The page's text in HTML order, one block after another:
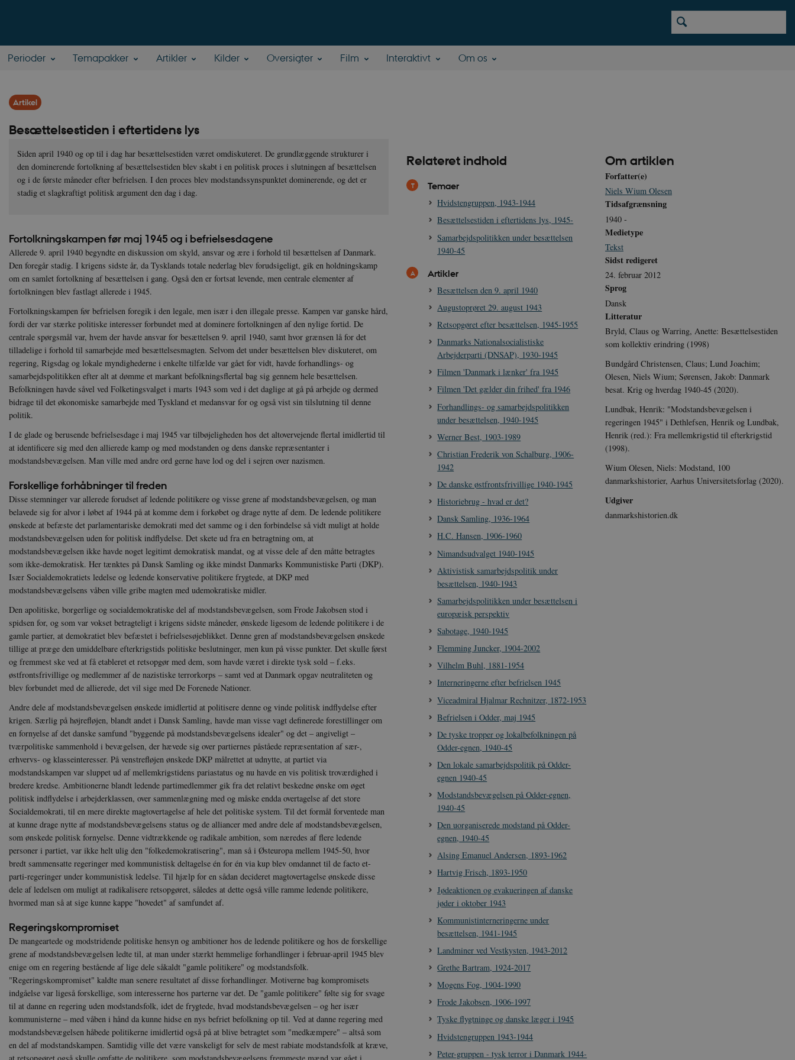
Perioder Temapakker Artikler Kilder Oversigter Film Interaktivt Om os
Artikel
Besættelsestiden i eftertidens lys
Siden april 1940 og op til i dag har besættelsestiden været omdiskuteret. De grundlæggende strukturer i
den dominerende fortolkning af besættelsestiden blev skabt i en politisk proces i slutningen af besættelsen
og i de første måneder efter befrielsen. I den proces blev modstandssynspunktet dominerende, og det er
stadig et slagkraftigt politisk argument den dag i dag.
Fortolkningskampen før maj 1945 og i befrielsesdagene
Allerede 9. april 1940 begyndte en diskussion om skyld, ansvar og ære i forhold til besættelsen af Danmark.
Den foregår stadig. I krigens sidste år, da Tysklands totale nederlag blev forudsigeligt, gik en holdningskamp
om en samlet fortolkning af besættelsen i gang. Også den er fortsat levende, men centrale elementer af
fortolkningen blev fastlagt allerede i 1945.
Fortolkningskampen før befrielsen foregik i den legale, men især i den illegale presse. Kampen var ganske hård,
fordi der var stærke politiske interesser forbundet med at dominere fortolkningen af den nylige fortid. De
centrale spørgsmål var, hvem der havde ansvar for besættelsen 9. april 1940, samt hvor grænsen lå for det
tilladelige i forhold til samarbejde med besættelsesmagten. Selvom det under besættelsen blev diskuteret, om
regering, Rigsdag og lokale myndighederne i enkelte tilfælde var gået for vidt, havde forhandlings- og
samarbejdspolitikken efter alt at dømme et markant befolkningsflertal bag sig gennem hele besættelsen.
Befolkningen havde såvel ved Folketingsvalget i marts 1943 som ved i det daglige at gå på arbejde og dermed
bidrage til det økonomiske samarbejde med Tyskland et medansvar for og også vist sin tilslutning til denne
politik.
I de glade og berusende befrielsesdage i maj 1945 var tilbøjeligheden hos det altovervejende flertal imidlertid til
at identificere sig med den allierede kamp og med modstanden og dens danske repræsentanter i
modstandsbevægelsen. Man ville med andre ord gerne have lod og del i sejren over nazismen.
Forskellige forhåbninger til freden
Disse stemninger var allerede forudset af ledende politikere og visse grene af modstandsbevægelsen, og man
belavede sig for alvor i løbet af 1944 på at komme dem i forkøbet og drage nytte af dem. De ledende politikere
ønskede at befæste det parlamentariske demokrati med det samme og i den forbindelse så vidt muligt at holde
modstandsbevægelsen uden for politisk indflydelse. Det skete ud fra en betragtning om, at
modstandsbevægelsen ikke havde noget legitimt demokratisk mandat, og at visse dele af den måtte betragtes
som ikke-demokratisk. Her tænktes på Dansk Samling og ikke mindst Danmarks Kommunistiske Parti (DKP).
Især Socialdemokratiets ledelse og ledende konservative politikere frygtede, at DKP med
modstandsbevægelsens våben ville gribe magten med udemokratiske midler.
Den apolitiske, borgerlige og socialdemokratiske del af modstandsbevægelsen, som Frode Jakobsen stod i
spidsen for, og som var vokset betragteligt i krigens sidste måneder, ønskede ligesom de ledende politikere i de
gamle partier, at demokratiet blev befæstet i befrielsesøjeblikket. Denne gren af modstandsbevægelsen ønskede
tillige at præge den umiddelbare efterkrigstids politiske beslutninger, men kun på visse punkter. Det skulle først
og fremmest ske ved at få etableret et retsopgør med dem, som havde været i direkte tysk sold – f.eks.
østfrontsfrivillige og medlemmer af de nazistiske terrorkorps – samt ved at Danmark opgav neutraliteten og
blev forbundet med de allierede, det vil sige med De Forenede Nationer.
Andre dele af modstandsbevægelsen ønskede imidlertid at politisere denne og vinde politisk indflydelse efter
krigen. Særlig på højrefløjen, blandt andet i Dansk Samling, havde man visse vagt definerede forestillinger om
en fornyelse af det danske samfund "byggende på modstandsbevægelsens idealer" og det – angiveligt –
tværpolitiske sammenhold i bevægelsen, der hævede sig over partiernes påståede repræsentation af sær-,
erhvervs- og klasseinteresser. På venstrefløjen ønskede DKP målrettet at udnytte, at partiet via
modstandskampen var sluppet ud af mellemkrigstidens pariastatus og nu havde en vis politisk troværdighed i
bredere kredse. Ambitionerne blandt ledende partimedlemmer gik fra det relativt beskedne ønske om øget
politisk indflydelse i arbejderklassen, over sammenlægning med og måske endda overtagelse af det store
Socialdemokrati, til en mere direkte magtovertagelse af hele det politiske system. Til det formål forventede man
at kunne drage nytte af modstandsbevægelsens status og de alliancer med andre dele af modstandsbevægelsen,
som ønskede politisk fornyelse. Denne vidtrækkende og radikale ambition, som næredes af flere ledende
personer i partiet, var ikke helt ulig den "folkedemokratisering", man så i Østeuropa mellem 1945-50, hvor
bredt sammensatte regeringer med kommunistisk deltagelse én for én via kup blev omdannet til de facto et-
parti-regeringer under kommunistisk ledelse. Til hjælp for en sådan decideret magtovertagelse ønskede disse
dele af ledelsen om muligt at radikalisere retsopgøret, således at dette også ville ramme ledende politikere,
hvormed man så at sige kunne kappe "hovedet" af samfundet af.
Regeringskompromiset
De mangeartede og modstridende politiske hensyn og ambitioner hos de ledende politikere og hos de forskellige
grene af modstandsbevægelsen ledte til, at man under stærkt hemmelige forhandlinger i februar-april 1945 blev
enige om en regering bestående af lige dele såkaldt "gamle politikere" og modstandsfolk.
"Regeringskompromiset" kaldte man senere resultatet af disse forhandlinger. Motiverne bag kompromisets
indgåelse var ligeså forskellige, som interesserne hos parterne var det. De "gamle politikere" følte sig for svage
til at danne en regering uden modstandsfolk, idet de frygtede, hvad modstandsbevægelsen – og her især
kommunisterne – med våben i hånd da kunne hidse en nys befriet befolkning op til. Ved at danne regering med
modstandsbevægelsen håbede politikerne imidlertid også på at blive betragtet som "medkæmpere" – altså som
en del af modstandskampen. Samtidig ville det være vanskeligt for selv de mest rabiate modstandsfolk at kræve,
Relateret indhold
Temaer
Hvidstengruppen, 1943-1944
Besættelsestiden i eftertidens lys, 1945-
Samarbejdspolitikken under besættelsen
1940-45
Artikler
Besættelsen den 9. april 1940
Augustoprøret 29. august 1943
Retsopgøret efter besættelsen, 1945-1955
Danmarks Nationalsocialistiske
Arbejderparti (DNSAP), 1930-1945
Filmen 'Danmark i lænker' fra 1945
Filmen 'Det gælder din frihed' fra 1946
Forhandlings- og samarbejdspolitikken
under besættelsen, 1940-1945
Werner Best, 1903-1989
Christian Frederik von Schalburg, 1906-
1942
De danske østfrontsfrivillige 1940-1945
Historiebrug - hvad er det?
Dansk Samling, 1936-1964
H.C. Hansen, 1906-1960
Nimandsudvalget 1940-1945
Aktivistisk samarbejdspolitik under
besættelsen, 1940-1943
Samarbejdspolitikken under besættelsen i
europæisk perspektiv
Sabotage, 1940-1945
Flemming Juncker, 1904-2002
Vilhelm Buhl, 1881-1954
Interneringerne efter befrielsen 1945
Viceadmiral Hjalmar Rechnitzer, 1872-1953
Befrielsen i Odder, maj 1945
De tyske tropper og lokalbefolkningen på
Odder-egnen, 1940-45
Den lokale samarbejdspolitik på Odder-
egnen 1940-45
Modstandsbevægelsen på Odder-egnen,
1940-45
Den uorganiserede modstand på Odder-
egnen, 1940-45
Alsing Emanuel Andersen, 1893-1962
Hartvig Frisch, 1893-1950
Jødeaktionen og evakueringen af danske
jøder i oktober 1943
Kommunistinterneringerne under
besættelsen, 1941-1945
Landminer ved Vestkysten, 1943-2012
Grethe Bartram, 1924-2017
Mogens Fog, 1904-1990
Frode Jakobsen, 1906-1997
Tyske flygtninge og danske læger i 1945
Hvidstengruppen 1943-1944
Peter-gruppen - tysk terror i Danmark 1944-
Om artiklen
Forfatter(e)
Niels Wium Olesen
Tidsafgrænsning
1940 -
Medietype
Tekst
Sidst redigeret
24. februar 2012
Sprog
Dansk
Litteratur
Bryld, Claus og Warring, Anette: Besættelsestiden
som kollektiv erindring (1998)
Bundgård Christensen, Claus; Lund Joachim;
Olesen, Niels Wium; Sørensen, Jakob: Danmark
besat. Krig og hverdag 1940-45 (2020).
Lundbak, Henrik: "Modstandsbevægelsen i
regeringen 1945" i Dethlefsen, Henrik og Lundbak,
Henrik (red.): Fra mellemkrigstid til efterkrigstid
(1998).
Wium Olesen, Niels: Modstand, 100
danmarkshistorier, Aarhus Universitetsforlag (2020).
Udgiver
danmarkshistorien.dk